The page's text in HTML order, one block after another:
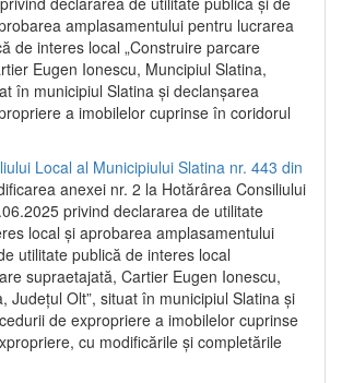
amplasamentului pentru lucrarea
de interes local „Construire parcare
Eugen Ionescu, Muncipiul Slatina,
în municipiul Slatina și declanșarea
a imobilelor cuprinse în coridorul
Local al Municipiului Slatina nr. 443 din
anexei nr. 2 la Hotărârea Consiliului
privind declararea de utilitate
local şi aprobarea amplasamentului
utilitate publică de interes local
supraetajată, Cartier Eugen Ionescu,
Judeţul Olt”, situat în municipiul Slatina şi
de expropriere a imobilelor cuprinse
cu modificările şi completările